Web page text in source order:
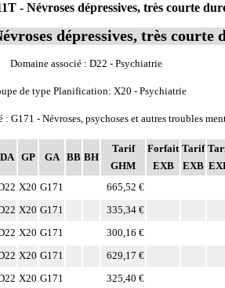
DA GP GA BB BH
Tarif
GHM
Forfait
EXB
Tarif
EXB
X20 G171
665,52 €
X20 G171
335,34 €
X20 G171
300,16 €
X20 G171
629,17 €
X20 G171
325,40 €
- Névroses dépressives, très courte
dépressives, très courte
Domaine associé : D22 - Psychiatrie
de type Planification: X20 - Psychiatrie
G171 - Névroses, psychoses et autres troubles